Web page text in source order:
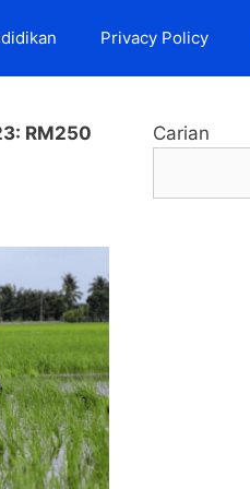
Privacy Policy
RM250
Carian